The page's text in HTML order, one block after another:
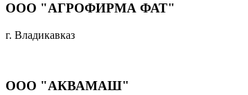
ООО "АГРОФИРМА ФАТ"
г. Владикавказ
ООО "АКВАМАШ"